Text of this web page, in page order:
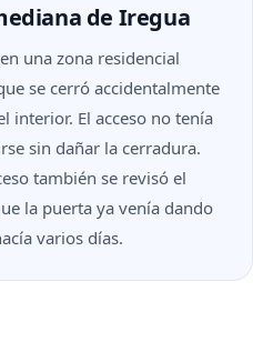
de Iregua
una zona residencial
se cerró accidentalmente
interior. El acceso no tenía
sin dañar la cerradura.
también se revisó el
la puerta ya venía dando
varios días.